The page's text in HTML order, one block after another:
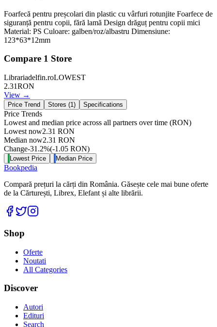
Foarfecă pentru preșcolari din plastic cu vârfuri rotunjite Foarfece de
siguranță pentru copii, fără lamă Design drăguț pentru copii mici
Material: PS Culoare: galben/roz/albastru Dimensiune:
123*63*12mm
Compare 1 Store
Librariadelfin.roLOWEST
2.31RON
View →
Price Trend Stores (1) Specifications
Price Trends
Lowest and median price across all partners over time (RON)
Lowest now2.31 RON
Median now2.31 RON
Change-31.2%(-1.05 RON)
Lowest Price Median Price
Bookpedia
Compară prețuri la cărți din România. Găsește cele mai bune oferte
de la Cărturești, Librex, Elefant și alte librării.
Facebook
Twitter
Shop
Oferte
Noutati
All Categories
Discover
Autori
Edituri
Search